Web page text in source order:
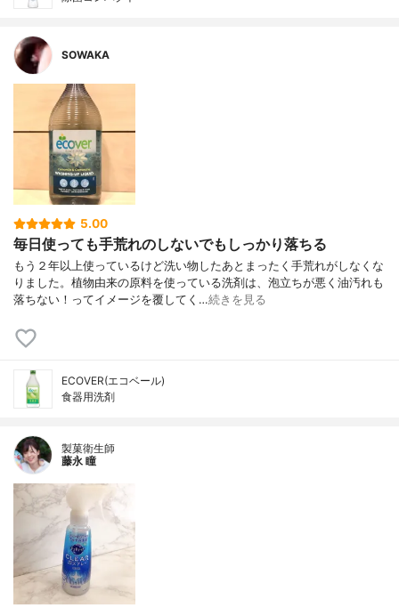
SOWAKA
5.00
毎日使っても手荒れのしないでもしっかり落ちる
もう２年以上使っているけど洗い物したあとまったく手荒れがしなくな
りました。植物由来の原料を使っている洗剤は、泡立ちが悪く油汚れも
落ちない！ってイメージを覆してく…続きを見る
ECOVER(エコベール)
食器用洗剤
製菓衛生師
藤永 瞳